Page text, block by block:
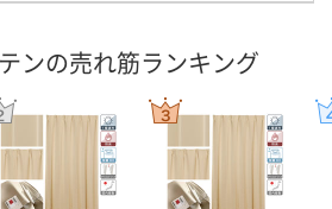
ンの売れ筋ランキング